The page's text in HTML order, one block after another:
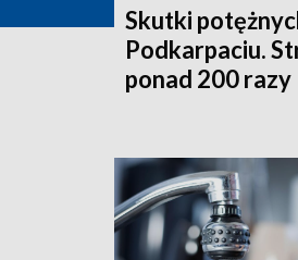
Skutki
Podkarpaciu.
ponad 200 razy